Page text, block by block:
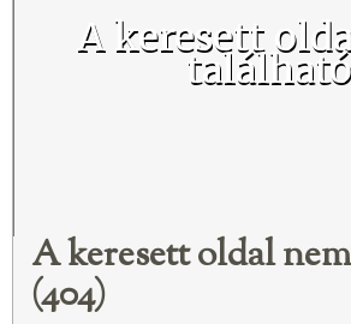
A keresett
található
A keresett oldal
(404)